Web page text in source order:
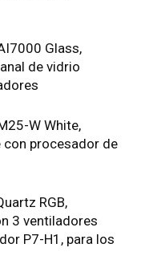
Glass,
de vidrio
W White,
procesador de
RGB,
3 ventiladores
P7-H1, para los